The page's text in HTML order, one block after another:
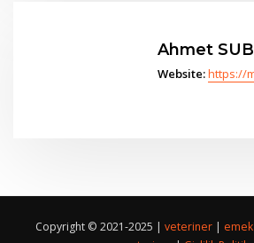
Ahmet
Website:https://
Copyright © 2021-2025 | veteriner |